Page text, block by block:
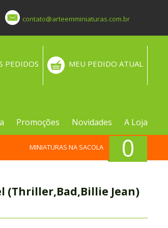
contato@arteemminiaturas.com.br
MEU PEDIDO ATUAL
PEDIDOS
Promoções Novidades A Loja
0
MINIATURAS NA SACOLA
(Thriller,Bad,Billie Jean)